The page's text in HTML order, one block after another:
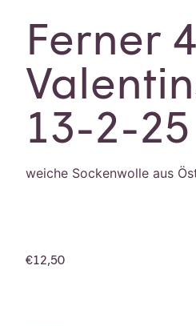
Ferner
13-2-25
weiche Sockenwolle aus
€12,50